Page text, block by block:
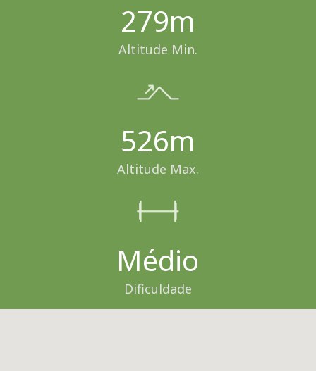
279m
Altitude Min.
526m
Altitude Max.
Médio
Dificuldade